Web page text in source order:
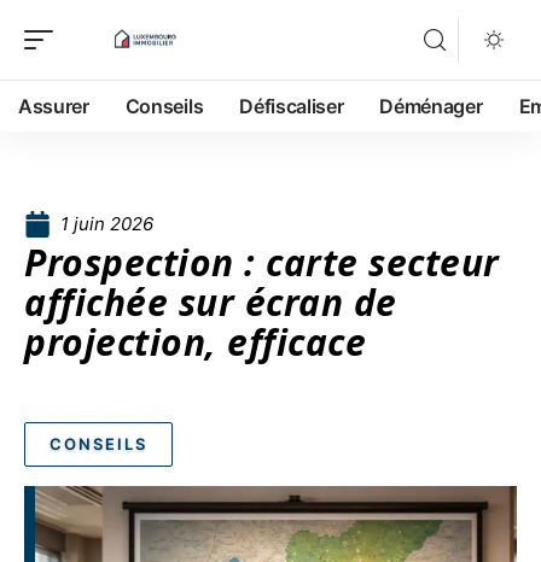
Assurer Conseils Défiscaliser Déménager
1 juin 2026
Prospection : carte secteur
affichée sur écran de
projection, efficace
CONSEILS